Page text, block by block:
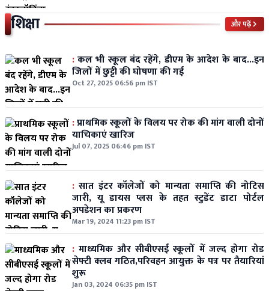
शिक्षा और पढ़ें
:कल भी स्कूल बंद रहेंगे, डीएम के आदेश के बाद...इन
जिलों में छुट्टी की घोषणा की गई
Oct 27, 2025 06:56 pm IST
:प्राथमिक स्कूलों के विलय पर रोक की मांग वाली दोनों
याचिकाएं खारिज
Jul 07, 2025 06:46 pm IST
: सात इंटर कॉलेजों को मान्यता समाप्ति की नोटिस
जारी, यू डायस प्लस के तहत स्टुडेंट डाटा पोर्टल
अपडेशन का प्रकरण
Mar 19, 2024 11:23 pm IST
: माध्यमिक और सीबीएसई स्कूलों में जल्द होगा रोड
सेफ्टी क्लब गठित,परिवहन आयुक्त के पत्र पर तैयारियां
शुरू
Jan 03, 2024 06:35 pm IST